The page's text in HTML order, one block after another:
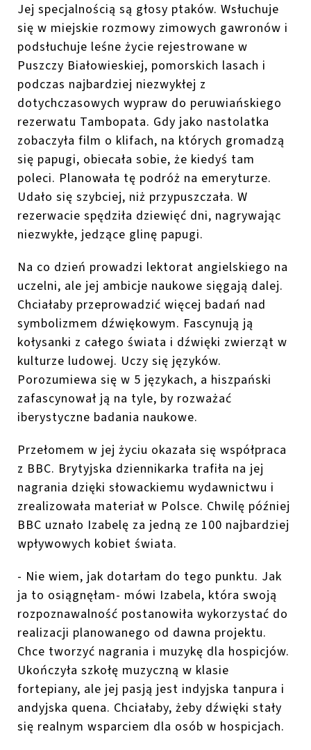
Jej specjalnością są głosy ptaków. Wsłuchuje
się w miejskie rozmowy zimowych gawronów i
podsłuchuje leśne życie rejestrowane w
Puszczy Białowieskiej, pomorskich lasach i
podczas najbardziej niezwykłej z
dotychczasowych wypraw do peruwiańskiego
rezerwatu Tambopata. Gdy jako nastolatka
zobaczyła film o klifach, na których gromadzą
się papugi, obiecała sobie, że kiedyś tam
poleci. Planowała tę podróż na emeryturze.
Udało się szybciej, niż przypuszczała. W
rezerwacie spędziła dziewięć dni, nagrywając
niezwykłe, jedzące glinę papugi.
Na co dzień prowadzi lektorat angielskiego na
uczelni, ale jej ambicje naukowe sięgają dalej.
Chciałaby przeprowadzić więcej badań nad
symbolizmem dźwiękowym. Fascynują ją
kołysanki z całego świata i dźwięki zwierząt w
kulturze ludowej. Uczy się języków.
Porozumiewa się w 5 językach, a hiszpański
zafascynował ją na tyle, by rozważać
iberystyczne badania naukowe.
Przełomem w jej życiu okazała się współpraca
z BBC. Brytyjska dziennikarka trafiła na jej
nagrania dzięki słowackiemu wydawnictwu i
zrealizowała materiał w Polsce. Chwilę później
BBC uznało Izabelę za jedną ze 100 najbardziej
wpływowych kobiet świata.
- Nie wiem, jak dotarłam do tego punktu. Jak
ja to osiągnęłam- mówi Izabela, która swoją
rozpoznawalność postanowiła wykorzystać do
realizacji planowanego od dawna projektu.
Chce tworzyć nagrania i muzykę dla hospicjów.
Ukończyła szkołę muzyczną w klasie
fortepiany, ale jej pasją jest indyjska tanpura i
andyjska quena. Chciałaby, żeby dźwięki stały
się realnym wsparciem dla osób w hospicjach.